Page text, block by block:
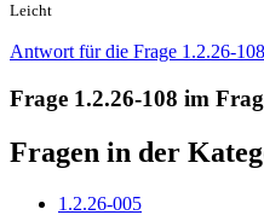
Leicht
Antwort für die Frage 1.2.26-108
Frage 1.2.26-108 im
Fragen in der
1.2.26-005